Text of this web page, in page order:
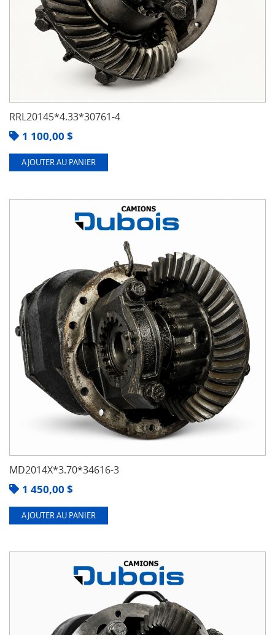
RRL20145*4.33*30761-4
1 100,00 $
AJOUTER AU PANIER
MD2014X*3.70*34616-3
1 450,00 $
AJOUTER AU PANIER